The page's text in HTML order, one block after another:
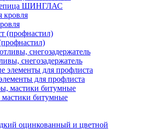
ШИНГЛАС
снегозадержатель
для профлиста
битумные